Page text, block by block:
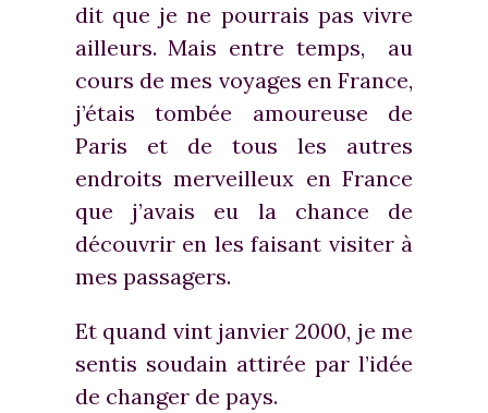
dit que je ne pourrais pas vivre
ailleurs. Mais entre temps, au
cours de mes voyages en France,
j’étais tombée amoureuse de
Paris et de tous les autres
endroits merveilleux en France
que j’avais eu la chance de
découvrir en les faisant visiter à
mes passagers.
Et quand vint janvier 2000, je me
sentis soudain attirée par l’idée
de changer de pays.